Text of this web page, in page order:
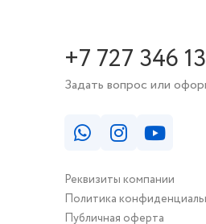
+7 727 346
Задать вопрос или
Реквизиты компании
Политика
Публичная оферта